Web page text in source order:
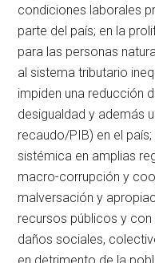
condiciones laborales
parte del país; en la
para las personas
al sistema tributario
impiden una reducción
desigualdad y además
recaudo/PIB) en el
sistémica en amplias
macro-corrupción y
malversación y
recursos públicos y
daños sociales,